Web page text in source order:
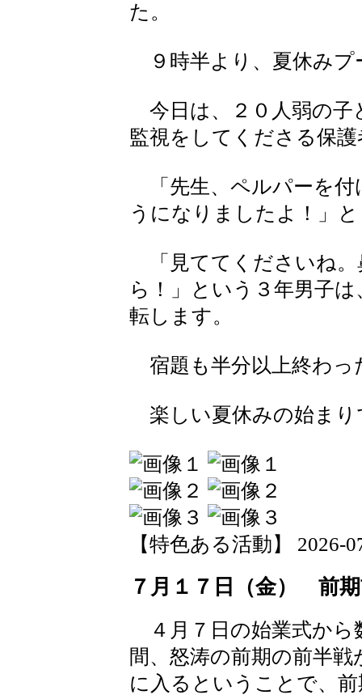
た。
９時半より、夏休みプ
今日は、２０人弱の子
監視をしてくださる保
「先生、ペルパーを付
うになりましたよ！」
「見ててくださいね。
ら！」という３年男子
転します。
宿題も半分以上終わっ
楽しい夏休みの始まり
【特色ある活動】 2026-
７月１７日（金） 前
４月７日の始業式から
間、怒涛の前期の前半
に入るということで、